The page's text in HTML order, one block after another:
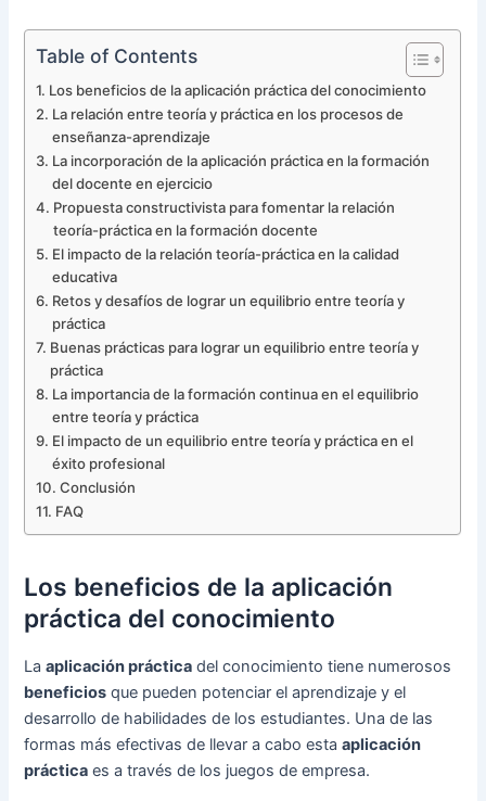
Table of Contents
Los beneficios de la aplicación práctica del conocimiento
La relación entre teoría y práctica en los procesos de
enseñanza-aprendizaje
La incorporación de la aplicación práctica en la formación
del docente en ejercicio
Propuesta constructivista para fomentar la relación
teoría-práctica en la formación docente
El impacto de la relación teoría-práctica en la calidad
educativa
Retos y desafíos de lograr un equilibrio entre teoría y
práctica
Buenas prácticas para lograr un equilibrio entre teoría y
práctica
La importancia de la formación continua en el equilibrio
entre teoría y práctica
El impacto de un equilibrio entre teoría y práctica en el
éxito profesional
Conclusión
FAQ
Los beneficios de la aplicación
práctica del conocimiento
Laaplicación práctica del conocimiento tiene numerosos
beneficios que pueden potenciar el aprendizaje y el
desarrollo de habilidades de los estudiantes. Una de las
formas más efectivas de llevar a cabo estaaplicación
práctica es a través de los juegos de empresa.